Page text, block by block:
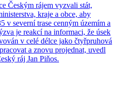
Českým rájem vyzvali stát,
kraje a obce, aby
v severní trase cenným územím a
je reakcí na informaci, že úsek
v celé délce jako čtyřpruhová
a znovu projednat, uvedl
ráj Jan Piňos.